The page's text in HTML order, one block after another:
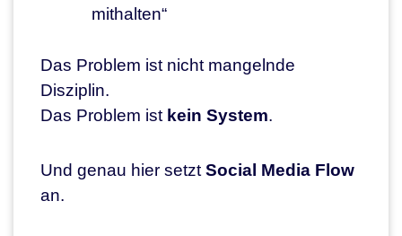
mithalten“
Das Problem ist nicht mangelnde
Disziplin.
Das Problem ist kein System.
Und genau hier setzt Social Media Flow
an.